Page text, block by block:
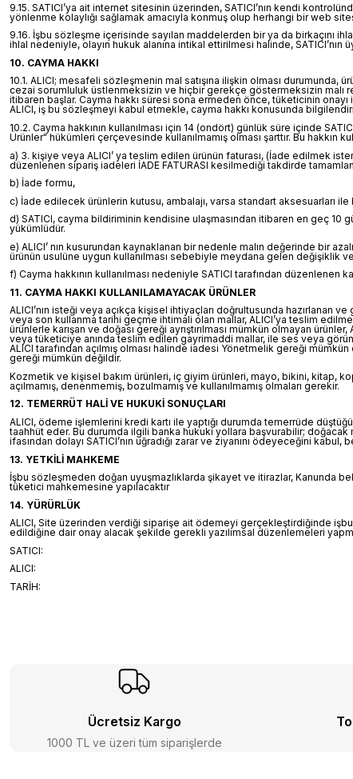
9.15. SATICI’ya ait internet sitesinin üzerinden, SATICI’nın kendi
yönlenme kolaylığı sağlamak amacıyla konmuş olup herhangi bir web
9.16. İşbu sözleşme içerisinde sayılan maddelerden bir ya da birkaçını
ihlal nedeniyle, olayın hukuk alanına intikal ettirilmesi halinde,
10. CAYMA HAKKI
10.1. ALICI; mesafeli sözleşmenin mal satışına ilişkin olması
cezai sorumluluk üstlenmeksizin ve hiçbir gerekçe göstermeksizin malı
itibaren başlar. Cayma hakkı süresi sona ermeden önce, tüketicinin onayı
ALICI, iş bu sözleşmeyi kabul etmekle, cayma hakkı konusunda
10.2. Cayma hakkının kullanılması için 14 (ondört) günlük süre içinde
Ürünler" hükümleri çerçevesinde kullanılmamış olması şarttır. Bu hakkın
a) 3. kişiye veya ALICI’ ya teslim edilen ürünün faturası, (İade edilmek
düzenlenen sipariş iadeleri İADE FATURASI kesilmediği takdirde
b) İade formu,
c) İade edilecek ürünlerin kutusu, ambalajı, varsa standart aksesuarları
d) SATICI, cayma bildiriminin kendisine ulaşmasından itibaren en geç 10
yükümlüdür.
e) ALICI’ nın kusurundan kaynaklanan bir nedenle malın değerinde bir
ürünün usulüne uygun kullanılması sebebiyle meydana gelen değişiklik
f) Cayma hakkının kullanılması nedeniyle SATICI tarafından düzenlenen
11. CAYMA HAKKI KULLANILAMAYACAK ÜRÜNLER
ALICI’nın isteği veya açıkça kişisel ihtiyaçları doğrultusunda hazırlanan
veya son kullanma tarihi geçme ihtimali olan mallar, ALICI’ya teslim
ürünlerle karışan ve doğası gereği ayrıştırılması mümkün olmayan
veya tüketiciye anında teslim edilen gayrimaddi mallar, ile ses veya
ALICI tarafından açılmış olması halinde iadesi Yönetmelik gereği
gereği mümkün değildir.
Kozmetik ve kişisel bakım ürünleri, iç giyim ürünleri, mayo, bikini, kitap,
açılmamış, denenmemiş, bozulmamış ve kullanılmamış olmaları gerekir.
12. TEMERRÜT HALİ VE HUKUKİ SONUÇLARI
ALICI, ödeme işlemlerini kredi kartı ile yaptığı durumda temerrüde
taahhüt eder. Bu durumda ilgili banka hukuki yollara başvurabilir;
ifasından dolayı SATICI’nın uğradığı zarar ve ziyanını ödeyeceğini
13. YETKİLİ MAHKEME
İşbu sözleşmeden doğan uyuşmazlıklarda şikayet ve itirazlar, Kanunda
tüketici mahkemesine yapılacaktır
14. YÜRÜRLÜK
ALICI, Site üzerinden verdiği siparişe ait ödemeyi gerçekleştirdiğinde
edildiğine dair onay alacak şekilde gerekli yazılımsal düzenlemeleri
SATICI:
ALICI:
TARİH:
Ücretsiz Kargo
1000 TL ve üzeri tüm siparişlerde